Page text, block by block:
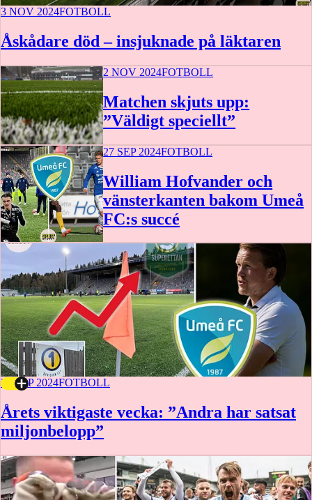
3 NOV 2024FOTBOLL
Åskådare död – insjuknade på läktaren
2 NOV 2024FOTBOLL
Matchen skjuts upp:
”Väldigt speciellt”
27 SEP 2024FOTBOLL
William Hofvander och
vänsterkanten bakom Umeå
FC:s succé
27 SEP 2024FOTBOLL
Årets viktigaste vecka: ”Andra har satsat
miljonbelopp”